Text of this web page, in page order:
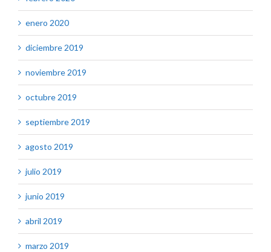
enero 2020
diciembre 2019
noviembre 2019
octubre 2019
septiembre 2019
agosto 2019
julio 2019
junio 2019
abril 2019
marzo 2019